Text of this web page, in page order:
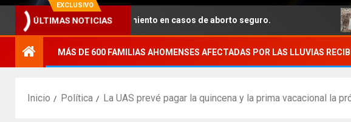
EXCLUSIVO
ÚLTIMAS NOTICIAS
brindar acompañamiento en casos de aborto seguro.
MÁS DE 600 FAMILIAS AHOMENSES AFECTADAS POR LAS LLUVIAS
Inicio Política La UAS prevé pagar la quincena y la prima vacacional la